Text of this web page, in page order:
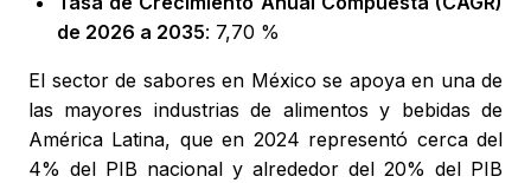
de 2026 a 2035: 7,70 %
El sector de sabores en México se apoya en una de
las mayores industrias de alimentos y bebidas de
América Latina, que en 2024 representó cerca del
4% del PIB nacional y alrededor del 20% del PIB